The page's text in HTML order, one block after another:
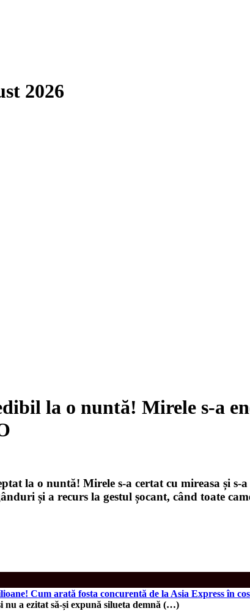
2026
la o nuntă! Mirele s-a
la o nuntă! Mirele s-a certat cu mireasa și
și a recurs la gestul șocant, când toate
Cum arată fosta concurentă de la Asia Express în
nu a ezitat să-și expună silueta demnă (…)